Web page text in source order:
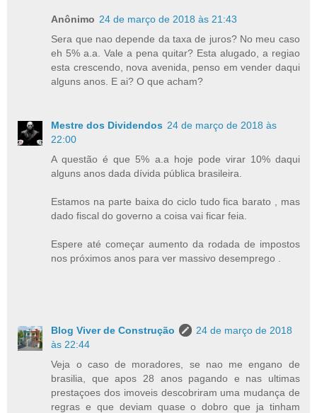
Anônimo 24 de março de 2018 às 21:43
Sera que nao depende da taxa de juros? No meu caso
eh 5% a.a. Vale a pena quitar? Esta alugado, a regiao
esta crescendo, nova avenida, penso em vender daqui
alguns anos. E ai? O que acham?
Mestre dos Dividendos 24 de março de 2018 às
22:00
A questão é que 5% a.a hoje pode virar 10% daqui
alguns anos dada dívida pública brasileira.
Estamos na parte baixa do ciclo tudo fica barato , mas
dado fiscal do governo a coisa vai ficar feia.
Espere até começar aumento da rodada de impostos
nos próximos anos para ver massivo desemprego .
Blog Viver de Construção
24 de março de 2018
às 22:44
Veja o caso de moradores, se nao me engano de
brasilia, que apos 28 anos pagando e nas ultimas
prestaçoes dos imoveis descobriram uma mudança de
regras e que deviam quase o dobro que ja tinham